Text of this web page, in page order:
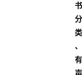
书
分
类
、
有
声